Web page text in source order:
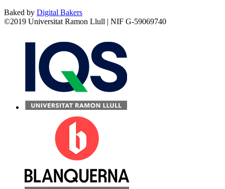
Baked by Digital Bakers
©2019 Universitat Ramon Llull | NIF G-59069740